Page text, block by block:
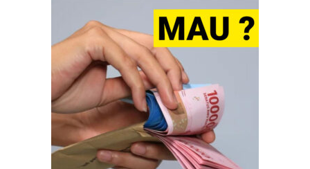
Find Us On Google
Blaster Download Wa Anti Blokir